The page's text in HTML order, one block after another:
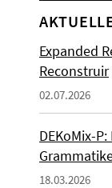
Expanded
Reconstruir
02.07.2026
DEKoMix-
18.03.2026